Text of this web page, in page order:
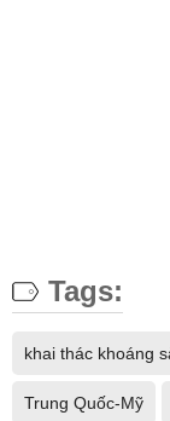
Tags:
khai thác khoáng
Trung Quốc-Mỹ